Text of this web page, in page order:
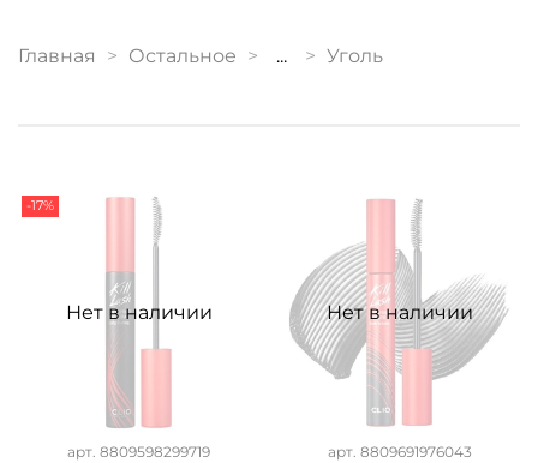
Главная Остальное ... Уголь
Нет в наличии
-17%
арт. 8809598299719
Нет в наличии
арт. 8809691976043